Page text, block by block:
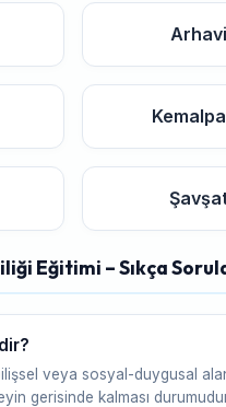
Arhavi
Eğitimi – Sıkça
veya sosyal-duygusal
gerisinde kalması